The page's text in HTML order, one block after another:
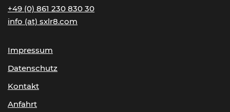
+49 (0) 861 230 830 30
info (at) sxlr8.com
Impressum
Datenschutz
Kontakt
Anfahrt